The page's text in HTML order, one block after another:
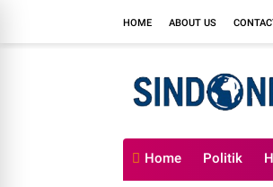
HOME ABOUT US
Home Politik